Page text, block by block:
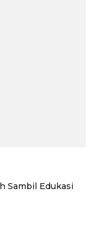
Sambil Edukasi